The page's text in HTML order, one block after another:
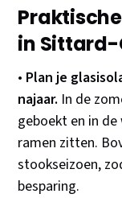
in Sittard-
• Plan je
najaar. In de
geboekt en in
ramen zitten.
stookseizoen,
besparing.